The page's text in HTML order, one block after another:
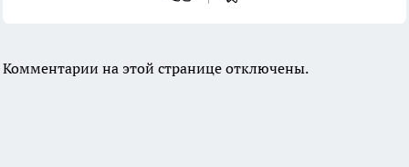
Комментарии на этой странице отключены.